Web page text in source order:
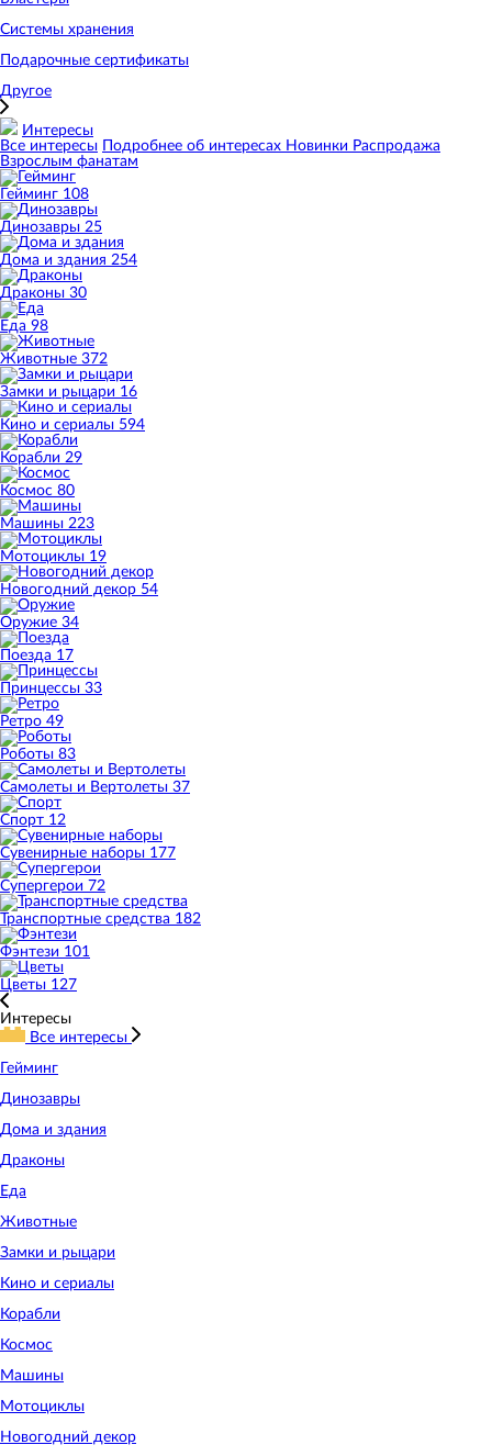
Системы хранения
Подарочные сертификаты
Другое
Интересы
Все интересы
Подробнее об интересах Новинки Распродажа
Взрослым фанатам
Гейминг 108
Динозавры 25
Дома и здания 254
Драконы 30
Еда 98
Животные 372
Замки и рыцари 16
Кино и сериалы 594
Корабли 29
Космос 80
Машины 223
Мотоциклы 19
Новогодний декор 54
Оружие 34
Поезда 17
Принцессы 33
Ретро 49
Роботы 83
Самолеты и Вертолеты 37
Спорт 12
Сувенирные наборы 177
Супергерои 72
Транспортные средства 182
Фэнтези 101
Цветы 127
Интересы
Все интересы
Гейминг
Динозавры
Дома и здания
Драконы
Еда
Животные
Замки и рыцари
Кино и сериалы
Корабли
Космос
Машины
Мотоциклы
Новогодний декор